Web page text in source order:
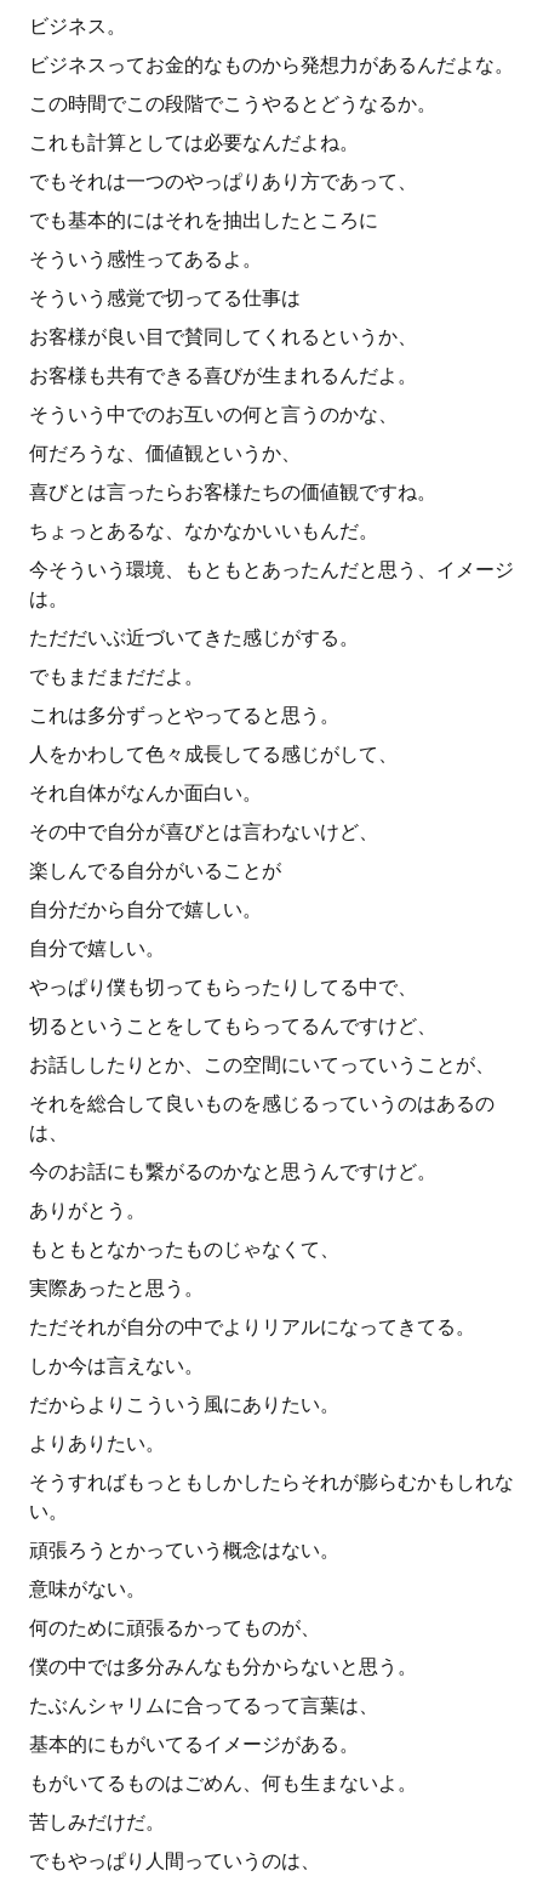
ビジネス。
ビジネスってお金的なものから発想力があるんだよな。
この時間でこの段階でこうやるとどうなるか。
これも計算としては必要なんだよね。
でもそれは一つのやっぱりあり方であって、
でも基本的にはそれを抽出したところに
そういう感性ってあるよ。
そういう感覚で切ってる仕事は
お客様が良い目で賛同してくれるというか、
お客様も共有できる喜びが生まれるんだよ。
そういう中でのお互いの何と言うのかな、
何だろうな、価値観というか、
喜びとは言ったらお客様たちの価値観ですね。
ちょっとあるな、なかなかいいもんだ。
今そういう環境、もともとあったんだと思う、イメージ
は。
ただだいぶ近づいてきた感じがする。
でもまだまだだよ。
これは多分ずっとやってると思う。
人をかわして色々成長してる感じがして、
それ自体がなんか面白い。
その中で自分が喜びとは言わないけど、
楽しんでる自分がいることが
自分だから自分で嬉しい。
自分で嬉しい。
やっぱり僕も切ってもらったりしてる中で、
切るということをしてもらってるんですけど、
お話ししたりとか、この空間にいてっていうことが、
それを総合して良いものを感じるっていうのはあるの
は、
今のお話にも繋がるのかなと思うんですけど。
ありがとう。
もともとなかったものじゃなくて、
実際あったと思う。
ただそれが自分の中でよりリアルになってきてる。
しか今は言えない。
だからよりこういう風にありたい。
よりありたい。
そうすればもっともしかしたらそれが膨らむかもしれな
い。
頑張ろうとかっていう概念はない。
意味がない。
何のために頑張るかってものが、
僕の中では多分みんなも分からないと思う。
たぶんシャリムに合ってるって言葉は、
基本的にもがいてるイメージがある。
もがいてるものはごめん、何も生まないよ。
苦しみだけだ。
でもやっぱり人間っていうのは、